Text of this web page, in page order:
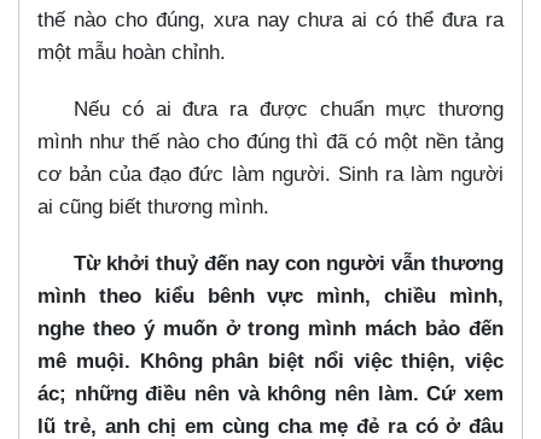
thế nào cho đúng, xưa nay chưa ai có thể đưa ra
một mẫu hoàn chỉnh.
Nếu có ai đưa ra được chuẩn mực thương
mình như thế nào cho đúng thì đã có một nền tảng
cơ bản của đạo đức làm người. Sinh ra làm người
ai cũng biết thương mình.
Từ khởi thuỷ đến nay con người vẫn thương
mình theo kiểu bênh vực mình, chiều mình,
nghe theo ý muốn ở trong mình mách bảo đến
mê muội. Không phân biệt nổi việc thiện, việc
ác; những điều nên và không nên làm. Cứ xem
lũ trẻ, anh chị em cùng cha mẹ đẻ ra có ở đâu